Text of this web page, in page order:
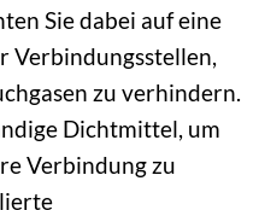
Sie dabei auf eine
Verbindungsstellen,
zu verhindern.
Dichtmittel, um
Verbindung zu